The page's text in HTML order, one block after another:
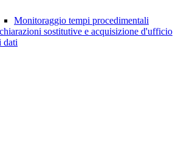
Monitoraggio tempi procedimentali
sostitutive e acquisizione d'ufficio
dati